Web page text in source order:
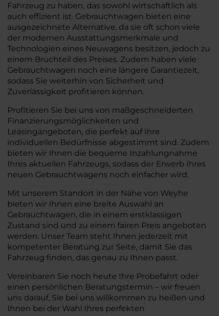
Fahrzeug zu haben, das sowohl wirtschaftlich als
auch effizient ist. Gebrauchtwagen bieten eine
ausgezeichnete Alternative, da sie oft schon viele
der modernen Ausstattungsmerkmale und
Technologien eines Neuwagens besitzen, jedoch zu
einem Bruchteil des Preises. Zudem haben viele
Gebrauchtwagen noch eine längere Garantiezeit,
sodass Sie weiterhin von Sicherheit und
Zuverlässigkeit profitieren können.
Profitieren Sie bei uns von maßgeschneiderten
Finanzierungsmöglichkeiten und
Leasingangeboten, die perfekt auf Ihre
individuellen Bedürfnisse abgestimmt sind. Zudem
bieten wir Ihnen die bequeme Inzahlungnahme
Ihres aktuellen Fahrzeugs, sodass der Erwerb Ihres
neuen Gebrauchtwagens noch einfacher wird.
Mit unserem Standort in der Nähe von Weyhe
bieten wir Ihnen eine breite Auswahl an
Gebrauchtwagen, die in einem erstklassigen
Zustand sind und zu einem fairen Preis angeboten
werden. Unser Team steht Ihnen jederzeit mit
kompetenter Beratung zur Seite, damit Sie das
Fahrzeug finden, das genau zu Ihnen passt.
Vereinbaren Sie noch heute Ihre Probefahrt oder
einen persönlichen Beratungstermin – wir freuen
uns darauf, Sie bei uns willkommen zu heißen und
Ihnen bei der Wahl Ihres perfekten